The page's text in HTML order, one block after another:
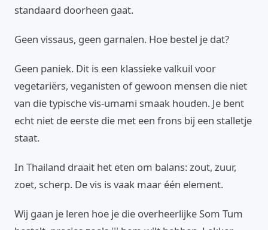
standaard doorheen gaat.
Geen vissaus, geen garnalen. Hoe bestel je dat?
Geen paniek. Dit is een klassieke valkuil voor
vegetariërs, veganisten of gewoon mensen die niet
van die typische vis-umami smaak houden. Je bent
echt niet de eerste die met een frons bij een stalletje
staat.
In Thailand draait het eten om balans: zout, zuur,
zoet, scherp. De vis is vaak maar één element.
Wij gaan je leren hoe je die overheerlijke Som Tum